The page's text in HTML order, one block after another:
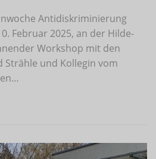
Antidiskriminierung
Februar 2025, an der Hilde-
Workshop mit den
Strähle und Kollegin vom